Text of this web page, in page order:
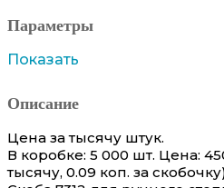
Параметры
Показать
Описание
Цена за тысячу штук.
В коробке: 5 000 шт. Цена:
тысячу, 0.09 коп. за